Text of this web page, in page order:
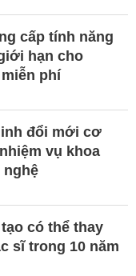
cấp tính năng
hạn cho
phí
đổi mới cơ
vụ khoa
nghệ
có thể thay
sĩ trong 10 năm